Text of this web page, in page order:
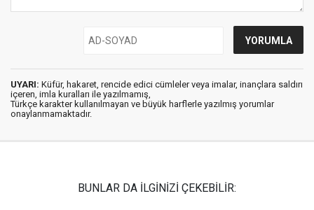
UYARI: Küfür, hakaret, rencide edici cümleler veya imalar, inançlara saldırı
içeren, imla kuralları ile yazılmamış,
Türkçe karakter kullanılmayan ve büyük harflerle yazılmış yorumlar
onaylanmamaktadır.
BUNLAR DA İLGİNİZİ ÇEKEBİLİR: